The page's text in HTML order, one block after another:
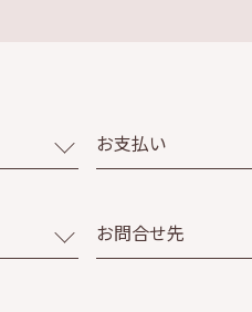
お支払い
お問合せ先